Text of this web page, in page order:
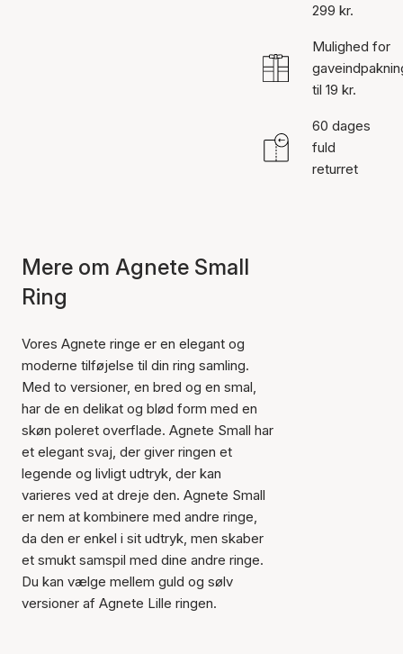
299 kr.
Mulighed for
til 19 kr.
60 dages
fuld
returret
Mere om Agnete Small
Ring
Vores Agnete ringe er en elegant og
moderne tilføjelse til din ring samling.
Med to versioner, en bred og en smal,
har de en delikat og blød form med en
skøn poleret overflade. Agnete Small har
et elegant svaj, der giver ringen et
legende og livligt udtryk, der kan
varieres ved at dreje den. Agnete Small
er nem at kombinere med andre ringe,
da den er enkel i sit udtryk, men skaber
et smukt samspil med dine andre ringe.
Du kan vælge mellem guld og sølv
versioner af Agnete Lille ringen.